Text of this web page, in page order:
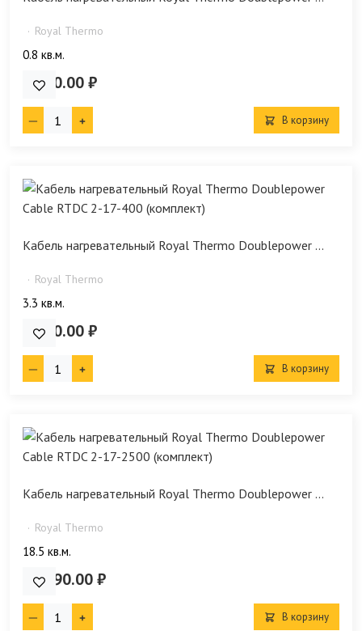
Royal Thermo
0.8 кв.м.
4 290.00 ₽
В корзину
Кабель нагревательный Royal Thermo Doublepower ...
Royal Thermo
3.3 кв.м.
6 990.00 ₽
В корзину
Кабель нагревательный Royal Thermo Doublepower ...
Royal Thermo
18.5 кв.м.
23 990.00 ₽
В корзину